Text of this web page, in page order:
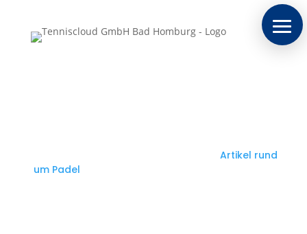
Artikel rund
um Padel